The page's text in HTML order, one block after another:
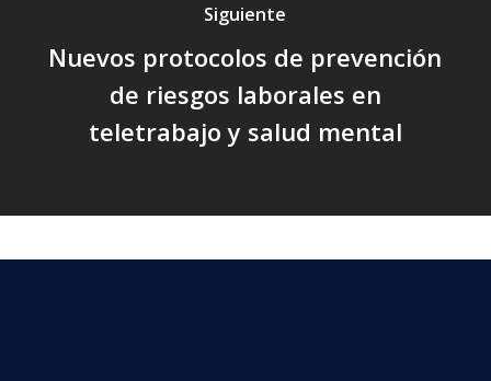
Siguiente
Nuevos protocolos de prevención
de riesgos laborales en
teletrabajo y salud mental